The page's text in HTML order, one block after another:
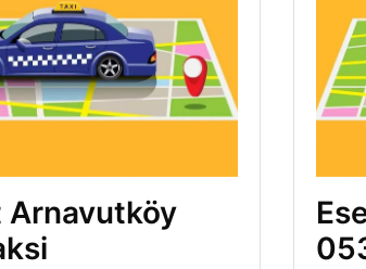
Arnavutköy